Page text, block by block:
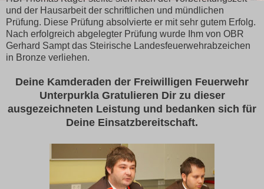
und der Hausarbeit der schriftlichen und mündlichen
Prüfung. Diese Prüfung absolvierte er mit sehr gutem Erfolg.
Nach erfolgreich abgelegter Prüfung wurde Ihm von OBR
Gerhard Sampt das Steirische Landesfeuerwehrabzeichen
in Bronze verliehen.
Deine Kamderaden der Freiwilligen Feuerwehr
Unterpurkla Gratulieren Dir zu dieser
ausgezeichneten Leistung und bedanken sich für
Deine Einsatzbereitschaft.